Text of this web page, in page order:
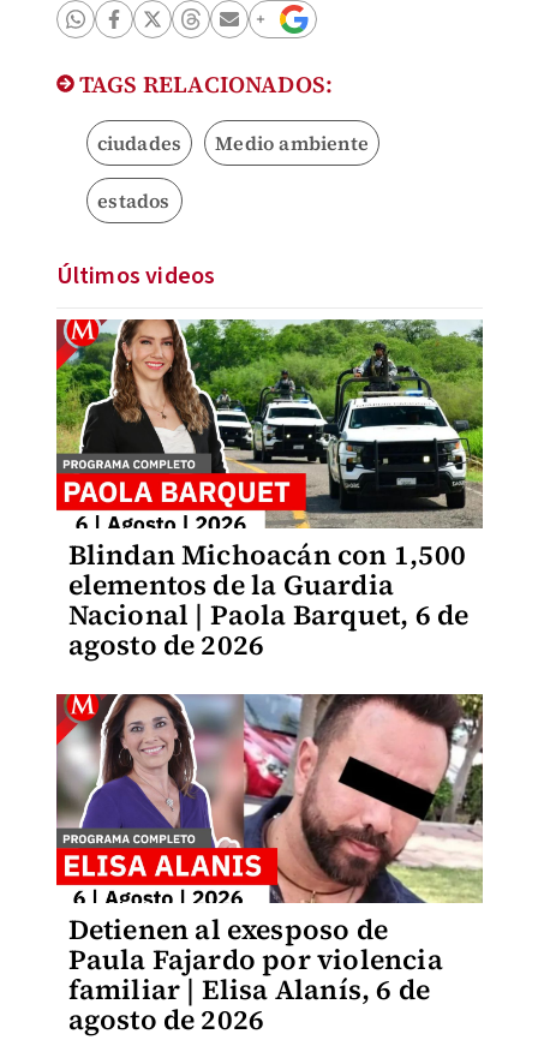
TAGS RELACIONADOS:
ciudades Medio ambiente
estados
Últimos videos
Blindan Michoacán con 1,500
elementos de la Guardia
Nacional | Paola Barquet, 6 de
agosto de 2026
Detienen al exesposo de
Paula Fajardo por violencia
familiar | Elisa Alanís, 6 de
agosto de 2026